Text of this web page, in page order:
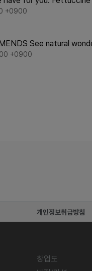
+0900
See natural
+0900
개인정보취급방침
창업도